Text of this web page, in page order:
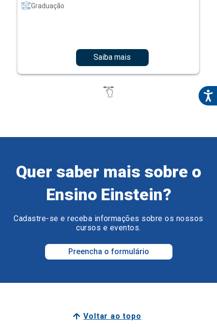
Graduação
Saiba mais
Quer saber mais sobre o
Ensino Einstein?
Cadastre-se e receba informações sobre os nossos
cursos e eventos.
Preencha o formulário
Voltar ao topo